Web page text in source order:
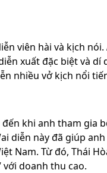
viên hài và kịch
xuất đặc biệt và dí
nhiều vở kịch nổi
khi anh tham gia
diễn này đã giúp
Nam. Từ đó, Thái
doanh thu cao.